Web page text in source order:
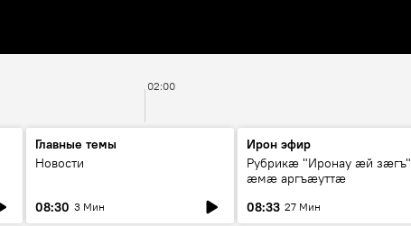
02:00
Главные темы
Новости
08:30 3 Мин
Ирон эфир
Рубрикæ "Иронау ӕй зӕгъ"
ӕмӕ аргъӕуттӕ
08:33 27 Мин